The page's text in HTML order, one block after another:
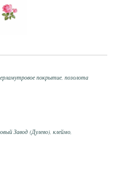
покрытие, позолота
Завод (Дулево), клеймо,